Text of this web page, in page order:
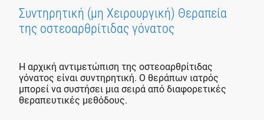
Συντηρητική (μη Χειρουργική) Θεραπεία
της οστεοαρθρίτιδας γόνατος
Η αρχική αντιμετώπιση της οστεοαρθρίτιδας
γόνατος είναι συντηρητική. Ο θεράπων ιατρός
μπορεί να συστήσει μια σειρά από διαφορετικές
θεραπευτικές μεθόδους.